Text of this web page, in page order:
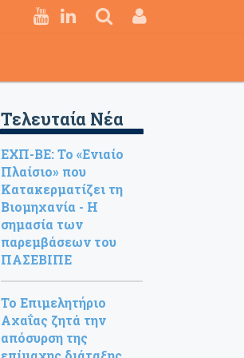
Τελευταία Νέα
ΕΧΠ-ΒΕ: Το «Ενιαίο
Πλαίσιο» που
Κατακερματίζει τη
Βιομηχανία - Η
σημασία των
παρεμβάσεων του
ΠΑΣΕΒΙΠΕ
Το Επιμελητήριο
Αχαΐας ζητά την
απόσυρση της